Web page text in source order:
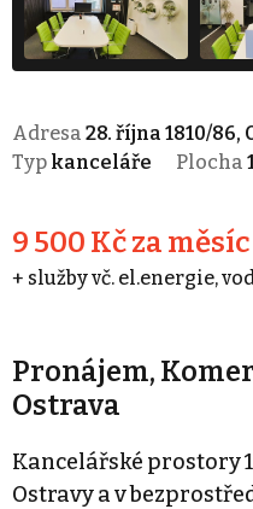
Adresa 28. října 1810/
Typ kanceláře Plocha
9 500 Kč za měsíc
+ služby vč. el.energie,
Pronájem,
Ostrava
Kancelářské prostory
Ostravy a v